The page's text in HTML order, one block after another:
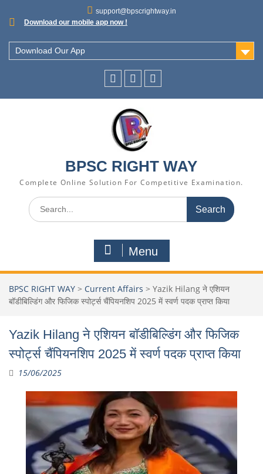
support@bpscrightway.in
Download our mobile app now !
Download Our App
BPSC RIGHT WAY
Complete Online Solution For Competitive Examination.
Menu
BPSC RIGHT WAY > Current Affairs > Yazik Hilang ने एशियन
बॉडीबिल्डिंग और फिजिक स्पोर्ट्स चैंपियनशिप 2025 में स्वर्ण पदक प्राप्त किया
Yazik Hilang ने एशियन बॉडीबिल्डिंग और फिजिक
स्पोर्ट्स चैंपियनशिप 2025 में स्वर्ण पदक प्राप्त किया
15/06/2025